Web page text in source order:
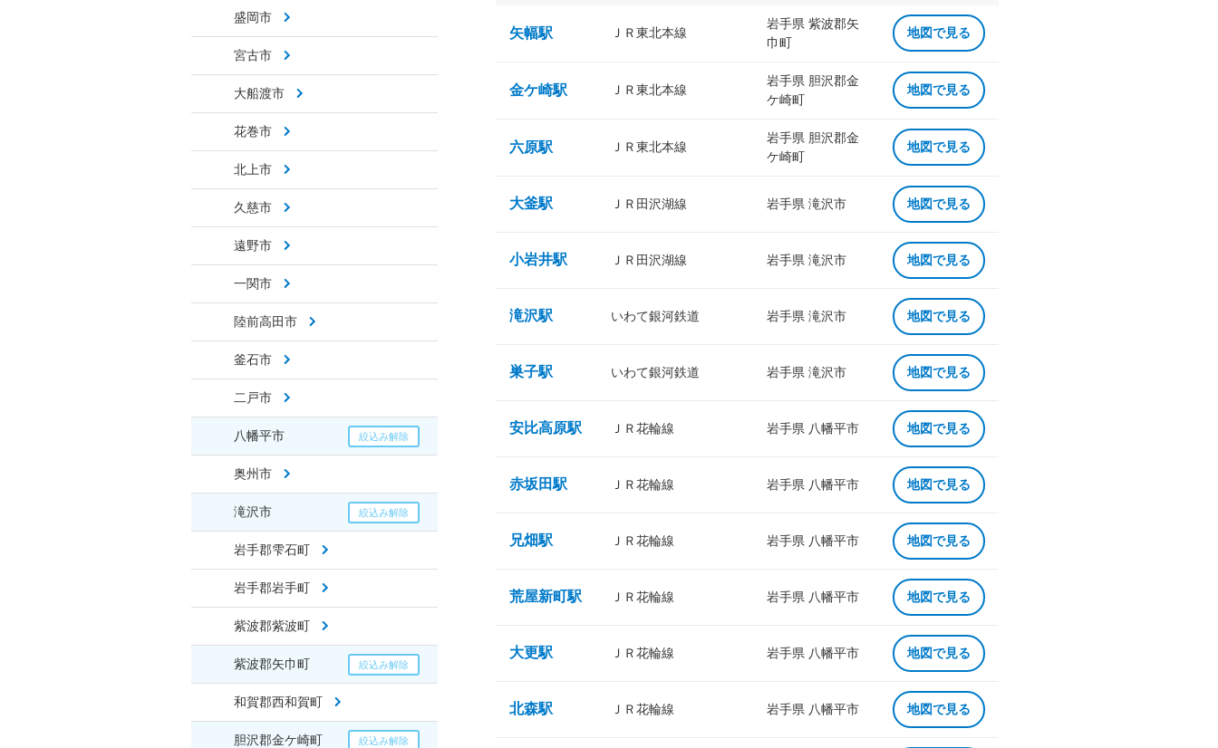
盛岡市
宮古市
大船渡市
花巻市
北上市
久慈市
遠野市
一関市
陸前高田市
釜石市
二戸市
八幡平市
奥州市
滝沢市
岩手郡雫石町
岩手郡岩手町
紫波郡紫波町
紫波郡矢巾町
和賀郡西和賀町
胆沢郡金ケ崎町
矢幅駅 ＪＲ東北本線
岩手県 紫波郡矢
巾町
地図で見る
金ケ崎駅 ＪＲ東北本線
岩手県 胆沢郡金
ケ崎町
地図で見る
六原駅 ＪＲ東北本線
岩手県 胆沢郡金
ケ崎町
地図で見る
大釜駅 ＪＲ田沢湖線 岩手県 滝沢市 地図で見る
小岩井駅 ＪＲ田沢湖線 岩手県 滝沢市 地図で見る
滝沢駅 いわて銀河鉄道 岩手県 滝沢市 地図で見る
巣子駅 いわて銀河鉄道 岩手県 滝沢市 地図で見る
安比高原駅 ＪＲ花輪線 岩手県 八幡平市 地図で見る
赤坂田駅 ＪＲ花輪線 岩手県 八幡平市 地図で見る
兄畑駅 ＪＲ花輪線 岩手県 八幡平市 地図で見る
荒屋新町駅 ＪＲ花輪線 岩手県 八幡平市 地図で見る
大更駅 ＪＲ花輪線 岩手県 八幡平市 地図で見る
北森駅 ＪＲ花輪線 岩手県 八幡平市 地図で見る